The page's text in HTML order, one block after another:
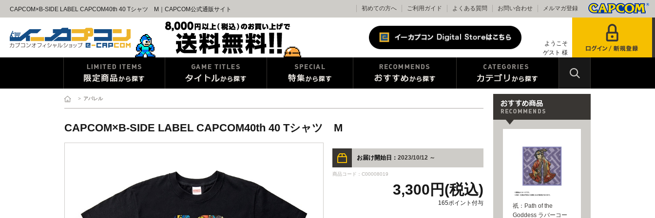
CAPCOM×B-SIDE LABEL CAPCOM40th 40 Tシャツ M｜CAPCOM公式通販サイト 初めての方へ ご利用ガイド よくある質問 お問い合わせ メルマガ登録
ようこそ
ゲスト 様
> アパレル
CAPCOM×B-SIDE LABEL CAPCOM40th 40 Tシャツ M
お届け開始日： 2023/10/12 ～
商品コード：C00008019
3,300円(税込)
165ポイント付与
祇：Path of the
Goddess ラバーコー